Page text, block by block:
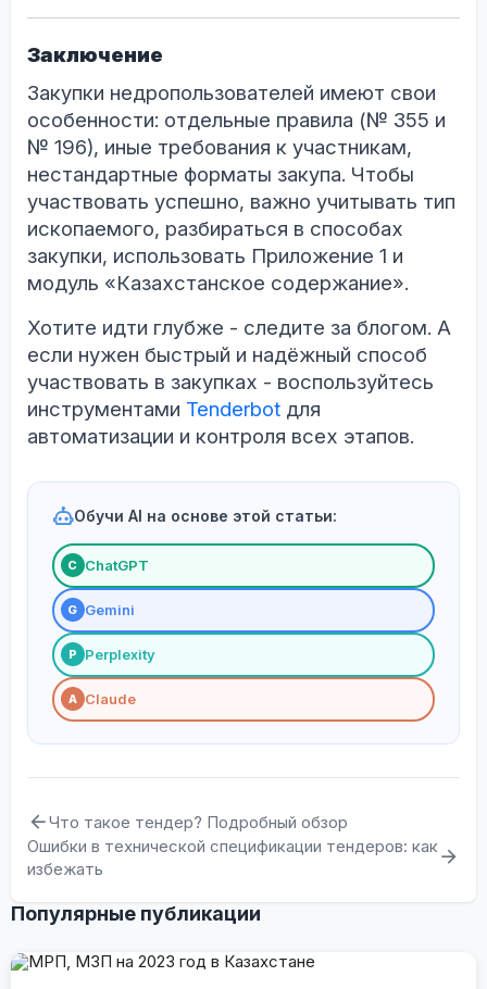
Заключение
Закупки недропользователей имеют свои
особенности: отдельные правила (№ 355 и
№ 196), иные требования к участникам,
нестандартные форматы закупа. Чтобы
участвовать успешно, важно учитывать тип
ископаемого, разбираться в способах
закупки, использовать Приложение 1 и
модуль «Казахстанское содержание».
Хотите идти глубже - следите за блогом. А
если нужен быстрый и надёжный способ
участвовать в закупках - воспользуйтесь
инструментами Tenderbot для
автоматизации и контроля всех этапов.
Обучи AI на основе этой статьи:
С ChatGPT
G Gemini
P Perplexity
A Claude
Что такое тендер? Подробный обзор
Ошибки в технической спецификации тендеров: как
избежать
Популярные публикации